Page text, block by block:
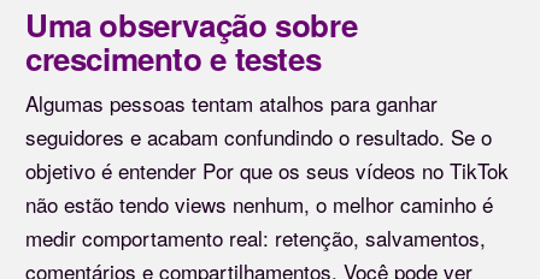
Uma observação sobre
crescimento e testes
Algumas pessoas tentam atalhos para ganhar
seguidores e acabam confundindo o resultado. Se o
objetivo é entender Por que os seus vídeos no TikTok
não estão tendo views nenhum, o melhor caminho é
medir comportamento real: retenção, salvamentos,
comentários e compartilhamentos. Você pode ver